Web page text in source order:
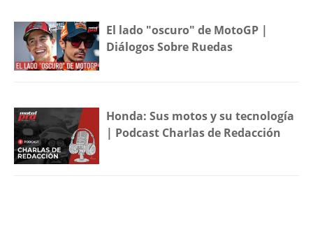
El lado "oscuro" de MotoGP |
Diálogos Sobre Ruedas
Honda: Sus motos y su tecnología
| Podcast Charlas de Redacción